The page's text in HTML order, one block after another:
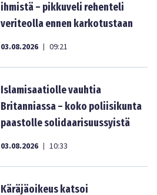
ihmistä – pikkuveli rehenteli
veriteolla ennen karkotustaan
03.08.2026 | 09:21
Islamisaatiolle vauhtia
Britanniassa – koko poliisikunta
paastolle solidaarisuussyistä
03.08.2026 | 10:33
Käräjäoikeus katsoi